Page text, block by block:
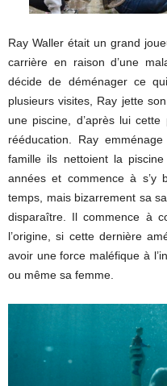
Ray Waller était un grand
carrière en raison d’une
décide de déménager ce
plusieurs visites, Ray jette
une piscine, d’après lui
rééducation. Ray
famille ils nettoient la
années et commence à s’y
temps, mais bizarrement sa
disparaître. Il commence à
l’origine, si cette dernière
avoir une force maléfique à
ou même sa femme.